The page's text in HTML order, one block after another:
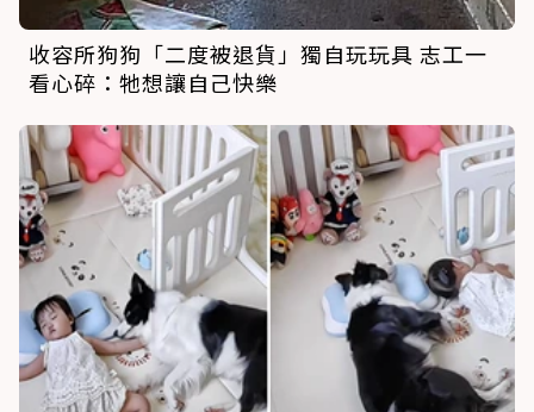
收容所狗狗「二度被退貨」獨自玩玩具 志工一
看心碎：牠想讓自己快樂